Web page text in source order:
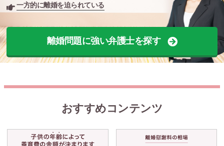
一方的に離婚を迫られている
離婚問題に強い弁護士を探す
おすすめコンテンツ